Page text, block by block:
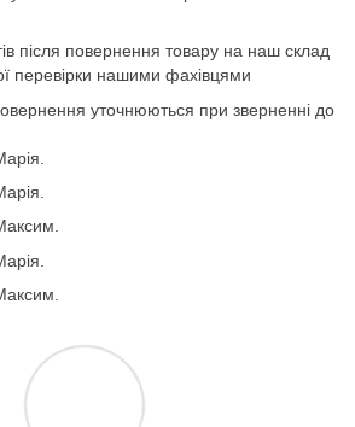
після повернення товару на наш склад
перевірки нашими фахівцями
уточнюються при зверненні до